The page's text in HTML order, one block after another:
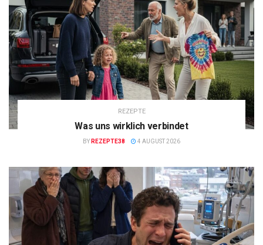
REZEPTE
Was uns wirklich verbindet
BY REZEPTE38 4 AUGUST 2026